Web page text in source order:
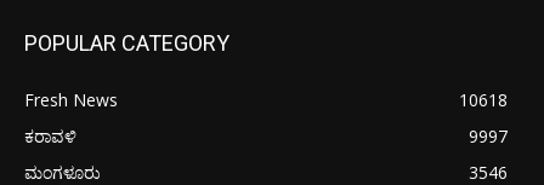
POPULAR CATEGORY
Fresh News
10618
ಕರಾವಳಿ
9997
ಮಂಗಳೂರು
3546